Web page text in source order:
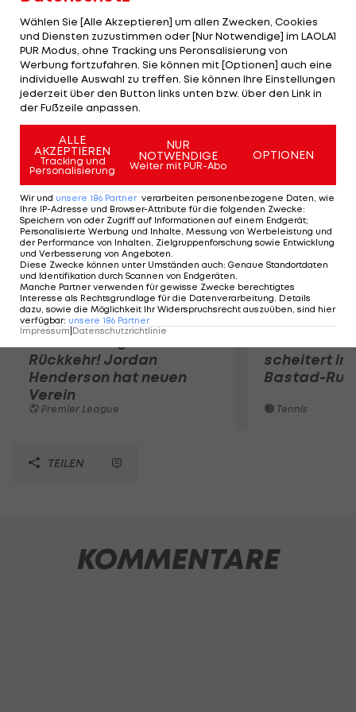
beiden Parteien waren geplatzt, so wählte Heldt
den elektronischen Weg. Wie hoch das Angebot
an den 34-Jährigen ist, wollte Heldt nicht
verraten. Auf die Frage, in welcher Sprache er das
Schreiben verfasst habe, antwortete er: "In Euro."
Mehr zum Thema
Rückkehr! Jordan
Henderson hat neuen
Verein
Premier League
scheitert in
Bastad-
Tennis
TEILEN
KOMMENTARE
Wählen Sie [Alle Akzeptieren] um allen Zwecken, Cookies
und Diensten zuzustimmen oder [Nur Notwendige] im LAOLA1
PUR Modus, ohne Tracking uns Peronsalisierung von
Werbung fortzufahren. Sie können mit [Optionen] auch eine
individuelle Auswahl zu treffen. Sie können Ihre Einstellungen
jederzeit über den Button links unten bzw. über den Link in
der Fußzeile anpassen.
ALLE
AKZEPTIEREN
Tracking und
Personalisierung
NUR
NOTWENDIGE
Weiter mit PUR-Abo
OPTIONEN
Wir und unsere 186 Partner verarbeiten personenbezogene Daten, wie
Ihre IP-Adresse und Browser-Attribute für die folgenden Zwecke:
Speichern von oder Zugriff auf Informationen auf einem Endgerät;
Personalisierte Werbung und Inhalte, Messung von Werbeleistung und
der Performance von Inhalten, Zielgruppenforschung sowie Entwicklung
und Verbesserung von Angeboten.
Diese Zwecke können unter Umständen auch: Genaue Standortdaten
und Identifikation durch Scannen von Endgeräten.
Manche Partner verwenden für gewisse Zwecke berechtigtes
Interesse als Rechtsgrundlage für die Datenverarbeitung. Details
dazu, sowie die Möglichkeit Ihr Widerspruchsrecht auszuüben, sind hier
verfügbar: unsere 186 Partner
Impressum Datenschutzrichtlinie